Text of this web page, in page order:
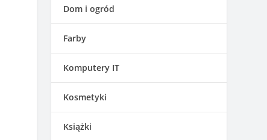
Dom i ogród
Farby
Komputery IT
Kosmetyki
Książki